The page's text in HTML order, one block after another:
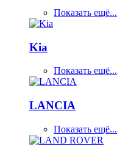
Показать ещё...
Kia
Показать ещё...
LANCIA
Показать ещё...